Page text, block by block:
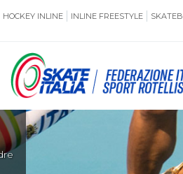
HOCKEY INLINE INLINE FREESTYLE